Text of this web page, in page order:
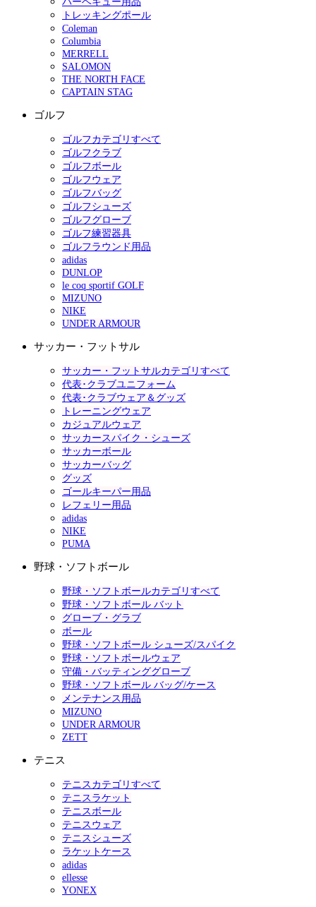
トレッキングポール
Coleman
Columbia
MERRELL
SALOMON
THE NORTH FACE
CAPTAIN STAG
ゴルフ
ゴルフカテゴリすべて
ゴルフクラブ
ゴルフボール
ゴルフウェア
ゴルフバッグ
ゴルフシューズ
ゴルフグローブ
ゴルフ練習器具
ゴルフラウンド用品
adidas
DUNLOP
le coq sportif GOLF
MIZUNO
NIKE
UNDER ARMOUR
サッカー・フットサル
サッカー・フットサルカテゴリすべて
代表･クラブユニフォーム
代表･クラブウェア＆グッズ
トレーニングウェア
カジュアルウェア
サッカースパイク・シューズ
サッカーボール
サッカーバッグ
グッズ
ゴールキーパー用品
レフェリー用品
adidas
NIKE
PUMA
野球・ソフトボール
野球・ソフトボールカテゴリすべて
野球・ソフトボール バット
グローブ・グラブ
ボール
野球・ソフトボール シューズ/スパイク
野球・ソフトボールウェア
守備・バッティンググローブ
野球・ソフトボール バッグ/ケース
メンテナンス用品
MIZUNO
UNDER ARMOUR
ZETT
テニス
テニスカテゴリすべて
テニスラケット
テニスボール
テニスウェア
テニスシューズ
ラケットケース
adidas
ellesse
YONEX